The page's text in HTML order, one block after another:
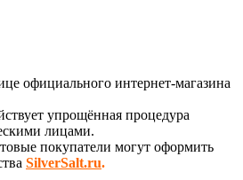
официального интернет-магазина
упрощённая процедура
лицами.
покупатели могут оформить
SilverSalt.ru.